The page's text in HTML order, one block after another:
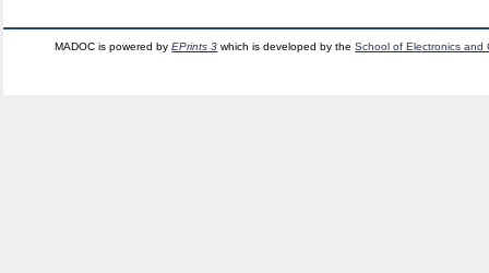
MADOC is powered byEPrints 3 which is developed by theSchool of Electronics and